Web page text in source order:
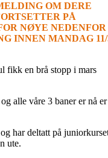
OM DERE
PÅ
NØYE NEDENFOR
INNEN MANDAG
fikk en brå stopp i mars
alle våre 3 baner er nå
har deltatt på
ute.